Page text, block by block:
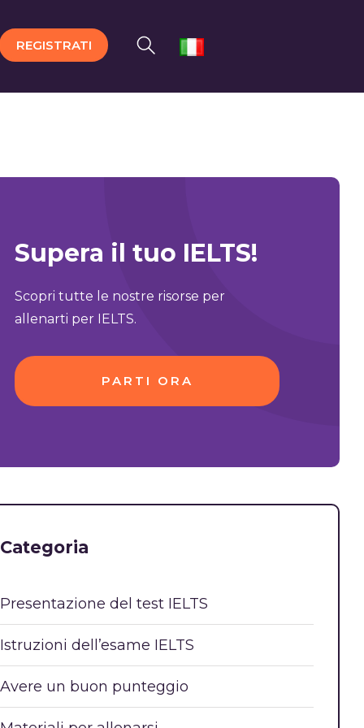
REGISTRATI
Supera il tuo IELTS!
Scopri tutte le nostre risorse per
allenarti per IELTS.
PARTI ORA
Categoria
Presentazione del test IELTS
Istruzioni dell’esame IELTS
Avere un buon punteggio